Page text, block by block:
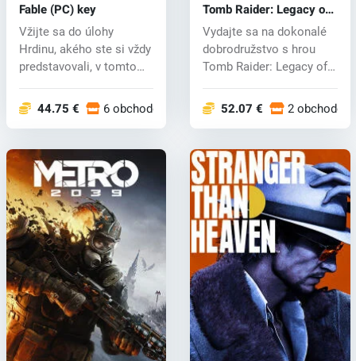
Fable (PC) key
Vžijte sa do úlohy
Hrdinu, akého ste si vždy
predstavovali, v tomto
44.75 € 6 obchodoch
Tomb Raider: Legacy of
Atlantis (PC) key
Vydajte sa na dokonalé
dobrodružstvo s hrou
Tomb Raider: Legacy of
52.07 € 2 obchodoch